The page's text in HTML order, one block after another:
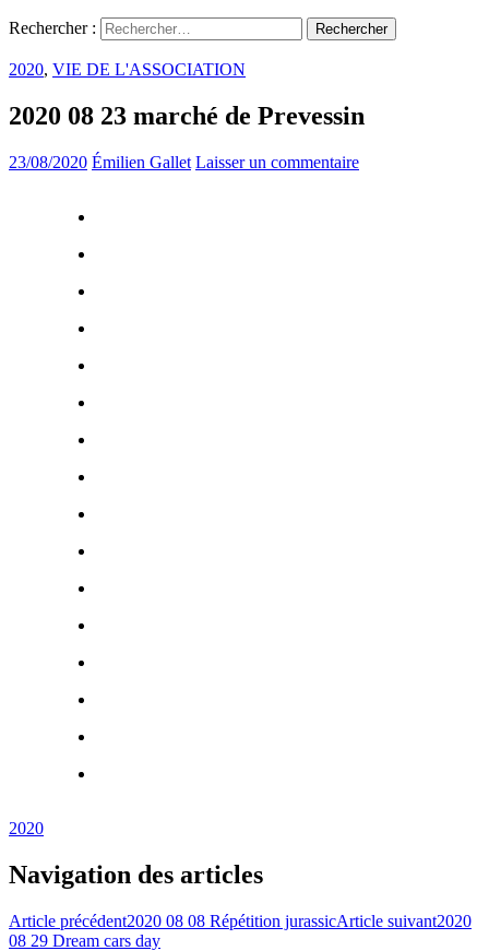
Rechercher :
2020, VIE DE L'ASSOCIATION
2020 08 23 marché de Prevessin
23/08/2020 Émilien Gallet Laisser un commentaire
2020
Navigation des articles
Article précédent2020 08 08 Répétition jurassicArticle suivant2020
08 29 Dream cars day